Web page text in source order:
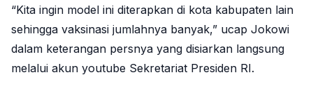
“Kita ingin model ini diterapkan di kota kabupaten lain
sehingga vaksinasi jumlahnya banyak,” ucap Jokowi
dalam keterangan persnya yang disiarkan langsung
melalui akun youtube Sekretariat Presiden RI.